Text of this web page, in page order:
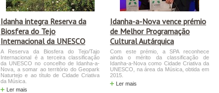
Idanha integra Reserva da
Biosfera do Tejo
Internacional da UNESCO
A Reserva da Biosfera do Tejo/Tajo
Internacional é a terceira classificação
da UNESCO no concelho de Idanha-a-
Nova, a somar ao território do Geopark
Naturtejo e ao título de Cidade Criativa
da Música.
Ler mais
Idanha-a-Nova vence prémio
de Melhor Programação
Cultural Autárquica
Com este prémio, a SPA reconhece
ainda o mérito da classificação de
Idanha-a-Nova como Cidade Criativa da
UNESCO, na área da Música, obtida em
2015.
Ler mais